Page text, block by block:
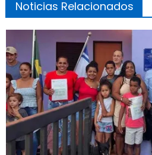
Noticias Relacionados